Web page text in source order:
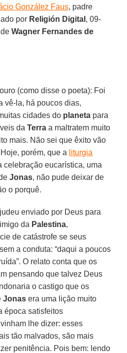
González Faus, padre
por Religión Digital , 09-
deWagner Fernandes de
(como disse o poeta): Foi
vê-la, há poucos dias,
cidades do planeta para
daTerra a maltratem muito
mais. Não sei que êxito vão
porém, que a liturgia
celebração eucarística, uma
Jonas, não pude deixar de
o porquê.
enviado por Deus para
da Palestina,
de catástrofe se seus
a conduta: “daqui a poucos
O relato conta que os
pensando que talvez Deus
o castigo que os
Jonas era uma lição muito
época satisfeitos
lhe dizer: esses
tão malvados, são mais
penitência. Pois bem: lendo